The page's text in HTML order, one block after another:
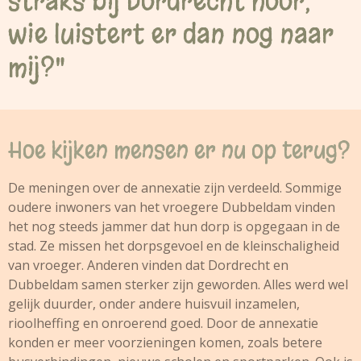
wie luistert er dan nog naar
mij?"
Hoe kijken mensen er nu op terug?
De meningen over de annexatie zijn verdeeld. Sommige
oudere inwoners van het vroegere Dubbeldam vinden
het nog steeds jammer dat hun dorp is opgegaan in de
stad. Ze missen het dorpsgevoel en de kleinschaligheid
van vroeger. Anderen vinden dat Dordrecht en
Dubbeldam samen sterker zijn geworden. Alles werd wel
gelijk duurder, onder andere huisvuil inzamelen,
rioolheffing en onroerend goed. Door de annexatie
konden er meer voorzieningen komen, zoals betere